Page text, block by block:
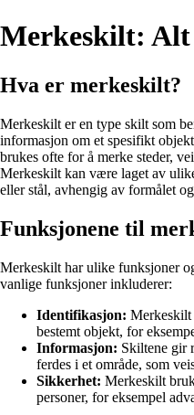
Merkeskilt: Alt
Hva er merkeskilt?
Merkeskilt er en type skilt som
informasjon om et spesifikt
brukes ofte for å merke steder,
Merkeskilt kan være laget av
eller stål, avhengig av formålet
Funksjonene til
Merkeskilt har ulike funksjoner
vanlige funksjoner inkluderer:
Identifikasjon: Merkeskilt
bestemt objekt, for
Informasjon: Skiltene gir
ferdes i et område, som
Sikkerhet: Merkeskilt
personer, for eksempel